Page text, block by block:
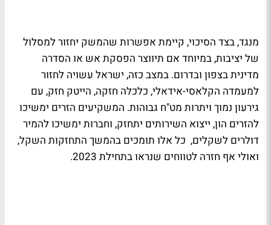
מנגד, בצד הסיכוי, קיימת אפשרות שהמשק יחזור למסלול
של יציבות, במיוחד אם תיווצר הפסקת אש או הסדרה
מדינית בצפון ובדרום. במצב כזה, ישראל עשויה לחזור
למעמדה הקלאסי-אידאלי, כלכלה חזקה, הייטק חזק, עם
גירעון נמוך ויתרות מט"ח גבוהות. המשקיעים הזרים ימשיכו
להזרים הון, ייצוא השירותים יתחזק, וחברות ימשיכו להמיר
דולרים לשקלים, כל אלו תומכים בהמשך התחזקות השקל,
ואולי אף חזרה לטווחים שנראו בתחילת 2023.